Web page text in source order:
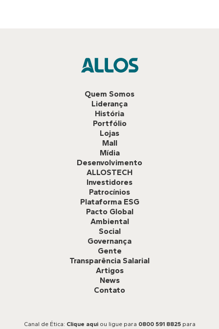
Quem Somos
Liderança
História
Portfólio
Lojas
Mall
Mídia
Desenvolvimento
ALLOSTECH
Investidores
Patrocínios
Plataforma ESG
Pacto Global
Ambiental
Social
Governança
Gente
Transparência Salarial
Artigos
News
Contato
Canal de Ética: Clique aquiou ligue para 0800 591 8825para